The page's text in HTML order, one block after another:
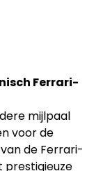
Ferrari-
mijlpaal
voor de
de Ferrari-
prestigieuze